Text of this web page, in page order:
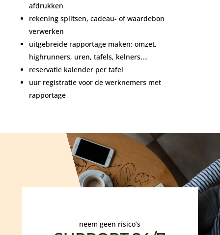
afdrukken
rekening splitsen, cadeau- of waardebon
verwerken
uitgebreide rapportage maken: omzet,
highrunners, uren, tafels, kelners,…
reservatie kalender per tafel
uur registratie voor de werknemers met
rapportage
neem geen risico’s